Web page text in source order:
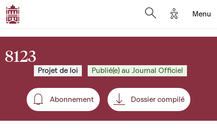
Options
Menu
8123
Projet de loi Publié(e) au Journal Officiel
Abonnement
Abonnement Dossier compilé